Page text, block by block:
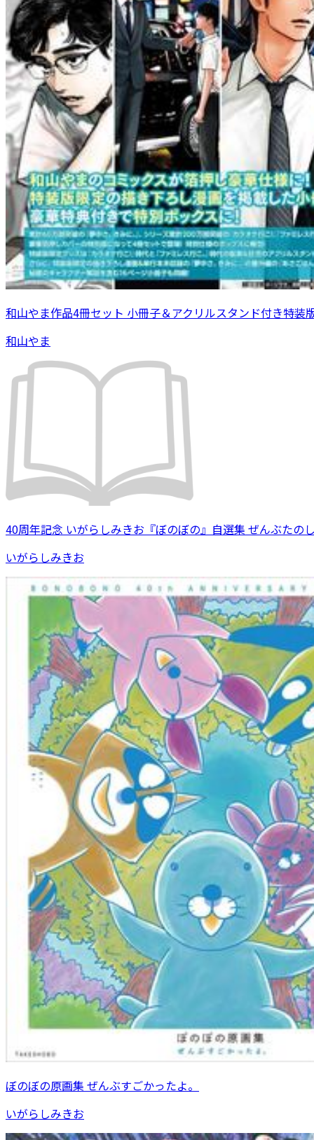
和山やま作品4冊セット 小冊子＆アクリルスタンド付き特装
和山やま
40周年記念 いがらしみきお『ぼのぼの』自選集 ぜんぶたの
いがらしみきお
ぼのぼの原画集 ぜんぶすごかったよ。
いがらしみきお